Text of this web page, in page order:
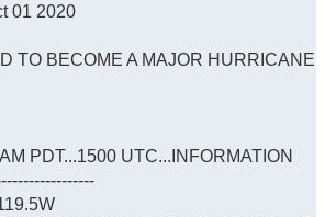
01 2020
TO BECOME A MAJOR HURRICANE
PDT...1500 UTC...INFORMATION